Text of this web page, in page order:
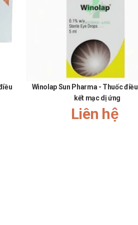
erythromycin, gemfibrozil,
chế tác dụng bổ sung cho nhau; phối
Winolap Sun Pharma - Thuốc
kết mạc dị ứng
Liên hệ